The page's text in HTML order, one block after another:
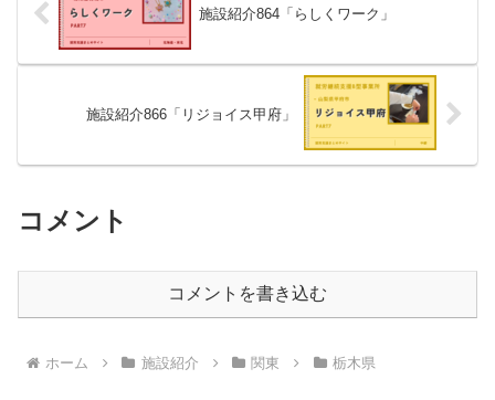
施設紹介864「らしくワーク」
施設紹介866「リジョイス甲府」
コメント
コメントを書き込む
ホーム 施設紹介 関東 栃木県